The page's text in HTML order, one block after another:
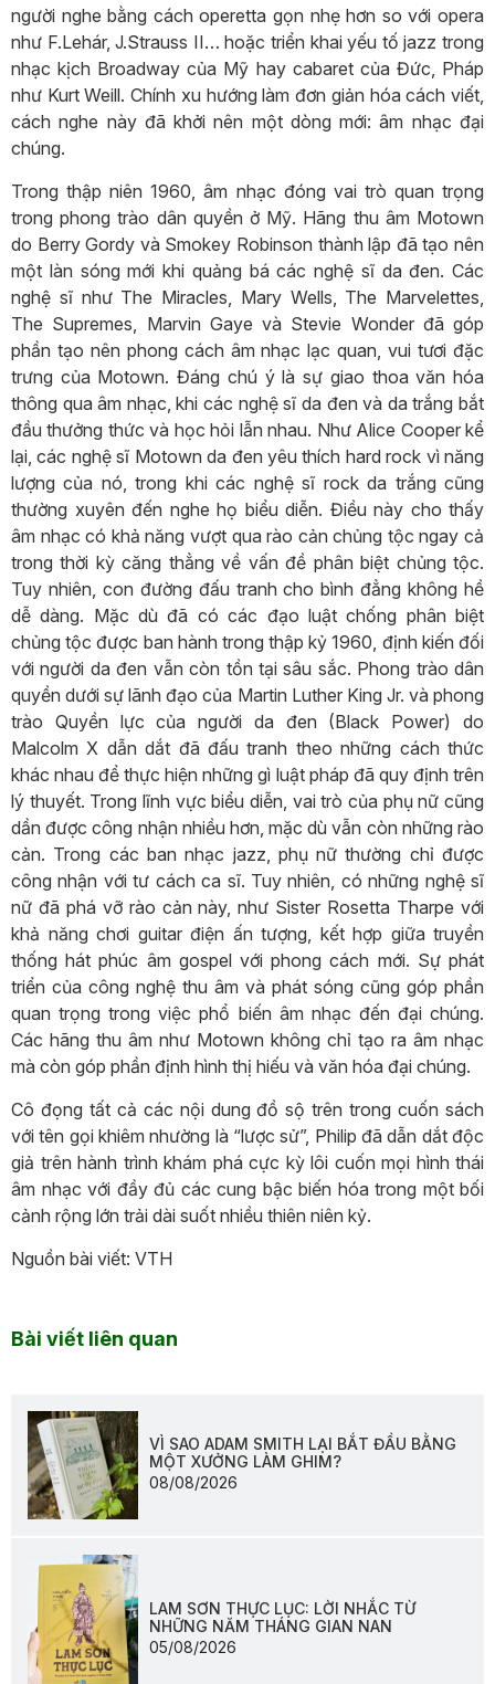
người nghe bằng cách operetta gọn nhẹ hơn so với opera
như F.Lehár, J.Strauss II… hoặc triển khai yếu tố jazz trong
nhạc kịch Broadway của Mỹ hay cabaret của Đức, Pháp
như Kurt Weill. Chính xu hướng làm đơn giản hóa cách viết,
cách nghe này đã khởi nên một dòng mới: âm nhạc đại
chúng.
Trong thập niên 1960, âm nhạc đóng vai trò quan trọng
trong phong trào dân quyền ở Mỹ. Hãng thu âm Motown
do Berry Gordy và Smokey Robinson thành lập đã tạo nên
một làn sóng mới khi quảng bá các nghệ sĩ da đen. Các
nghệ sĩ như The Miracles, Mary Wells, The Marvelettes,
The Supremes, Marvin Gaye và Stevie Wonder đã góp
phần tạo nên phong cách âm nhạc lạc quan, vui tươi đặc
trưng của Motown. Đáng chú ý là sự giao thoa văn hóa
thông qua âm nhạc, khi các nghệ sĩ da đen và da trắng bắt
đầu thưởng thức và học hỏi lẫn nhau. Như Alice Cooper kể
lại, các nghệ sĩ Motown da đen yêu thích hard rock vì năng
lượng của nó, trong khi các nghệ sĩ rock da trắng cũng
thường xuyên đến nghe họ biểu diễn. Điều này cho thấy
âm nhạc có khả năng vượt qua rào cản chủng tộc ngay cả
trong thời kỳ căng thẳng về vấn đề phân biệt chủng tộc.
Tuy nhiên, con đường đấu tranh cho bình đẳng không hề
dễ dàng. Mặc dù đã có các đạo luật chống phân biệt
chủng tộc được ban hành trong thập kỷ 1960, định kiến đối
với người da đen vẫn còn tồn tại sâu sắc. Phong trào dân
quyền dưới sự lãnh đạo của Martin Luther King Jr. và phong
trào Quyền lực của người da đen (Black Power) do
Malcolm X dẫn dắt đã đấu tranh theo những cách thức
khác nhau để thực hiện những gì luật pháp đã quy định trên
lý thuyết. Trong lĩnh vực biểu diễn, vai trò của phụ nữ cũng
dần được công nhận nhiều hơn, mặc dù vẫn còn những rào
cản. Trong các ban nhạc jazz, phụ nữ thường chỉ được
công nhận với tư cách ca sĩ. Tuy nhiên, có những nghệ sĩ
nữ đã phá vỡ rào cản này, như Sister Rosetta Tharpe với
khả năng chơi guitar điện ấn tượng, kết hợp giữa truyền
thống hát phúc âm gospel với phong cách mới. Sự phát
triển của công nghệ thu âm và phát sóng cũng góp phần
quan trọng trong việc phổ biến âm nhạc đến đại chúng.
Các hãng thu âm như Motown không chỉ tạo ra âm nhạc
mà còn góp phần định hình thị hiếu và văn hóa đại chúng.
Cô đọng tất cả các nội dung đồ sộ trên trong cuốn sách
với tên gọi khiêm nhường là “lược sử”, Philip đã dẫn dắt độc
giả trên hành trình khám phá cực kỳ lôi cuốn mọi hình thái
âm nhạc với đầy đủ các cung bậc biến hóa trong một bối
cảnh rộng lớn trải dài suốt nhiều thiên niên kỷ.
Nguồn bài viết: VTH
Bài viết liên quan
VÌ SAO ADAM SMITH LẠI BẮT ĐẦU BẰNG
MỘT XƯỞNG LÀM GHIM?
08/08/2026
LAM SƠN THỰC LỤC: LỜI NHẮC TỪ
NHỮNG NĂM THÁNG GIAN NAN
05/08/2026